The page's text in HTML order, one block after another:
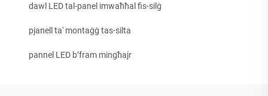
dawl LED tal-panel imwaħħal fis-silġ
pjanell ta' montaġġ tas-silta
pannel LED b’fram mingħajr